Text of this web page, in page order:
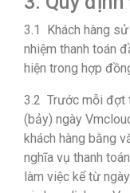
3.1 Khách hàng
nhiệm thanh toán
hiện trong hợp
3.2 Trước mỗi đợt
(bảy) ngày
khách hàng bằng
nghĩa vụ thanh
làm việc kể từ